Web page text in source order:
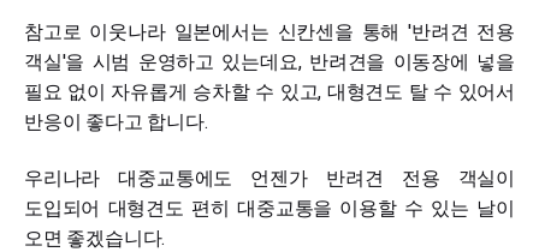
참고로 이웃나라 일본에서는 신칸센을 통해 '반려견 전용
객실'을 시범 운영하고 있는데요, 반려견을 이동장에 넣을
필요 없이 자유롭게 승차할 수 있고, 대형견도 탈 수 있어서
반응이 좋다고 합니다.
우리나라 대중교통에도 언젠가 반려견 전용 객실이
도입되어 대형견도 편히 대중교통을 이용할 수 있는 날이
오면 좋겠습니다.